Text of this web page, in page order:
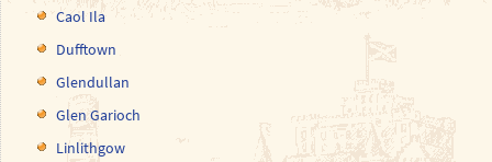
Caol Ila
Dufftown
Glendullan
Glen Garioch
Linlithgow